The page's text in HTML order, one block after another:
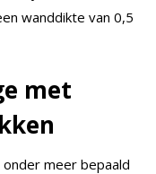
wanddikte van 0,5
met
meer bepaald